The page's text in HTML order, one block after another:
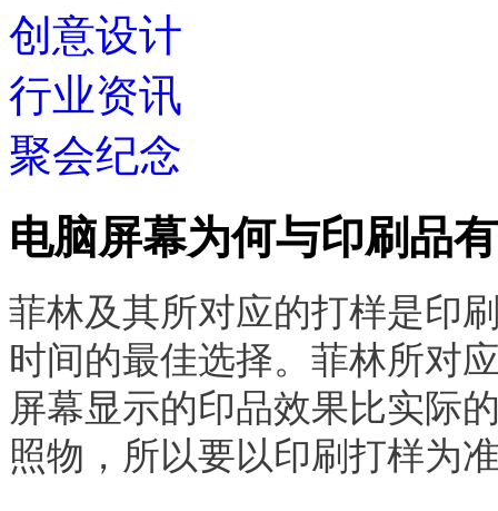
创意设计
行业资讯
聚会纪念
电脑屏幕为何与印刷品
菲林及其所对应的打样是印
时间的最佳选择。菲林所对
屏幕显示的印品效果比实际
照物，所以要以印刷打样为